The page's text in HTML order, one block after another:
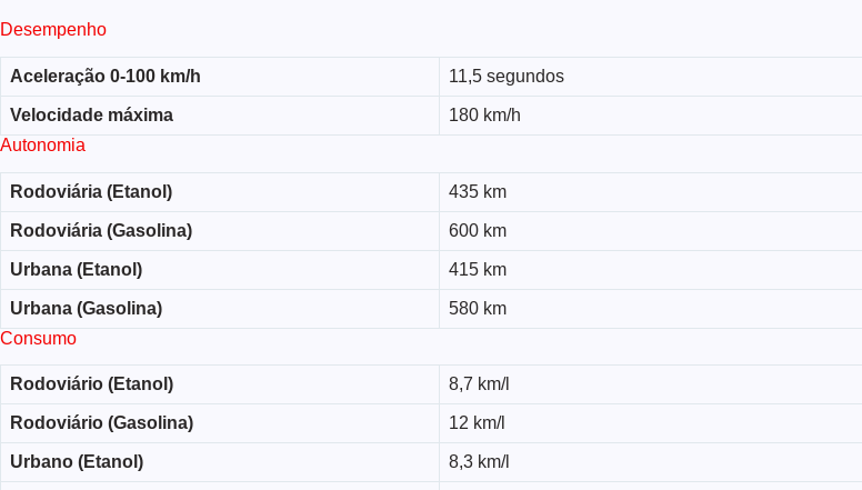
Desempenho
Aceleração 0-100 km/h 11,5 segundos
Velocidade máxima
180 km/h
Autonomia
Rodoviária (Etanol) 435 km
Rodoviária (Gasolina) 600 km
Urbana (Etanol) 415 km
Urbana (Gasolina)
580 km
Consumo
Rodoviário (Etanol) 8,7 km/l
Rodoviário (Gasolina) 12 km/l
Urbano (Etanol) 8,3 km/l